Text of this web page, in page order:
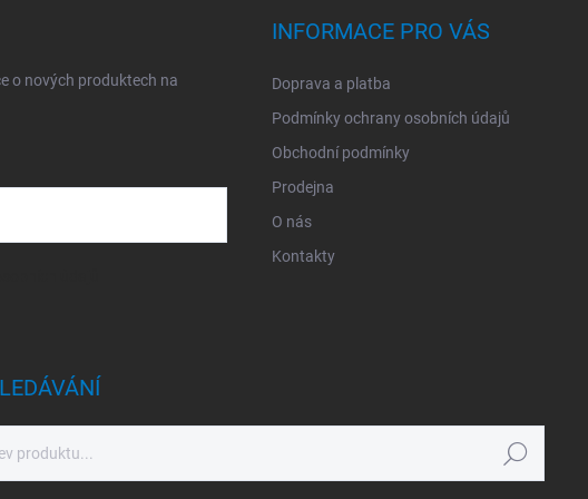
o nových produktech na
INFORMACE PRO VÁS
Doprava a platba
Podmínky ochrany osobních údajů
Obchodní podmínky
Prodejna
O nás
Kontakty
Hledat